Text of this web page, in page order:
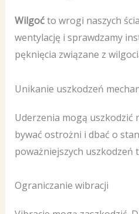
Wilgoćto wrogi naszych
wentylację i sprawdzamy
pęknięcia związane z
Unikanie uszkodzeń
Uderzenia mogą uszkodzić
bywać ostrożni i dbać o
poważniejszych uszkodzeń
Ograniczanie wibracji